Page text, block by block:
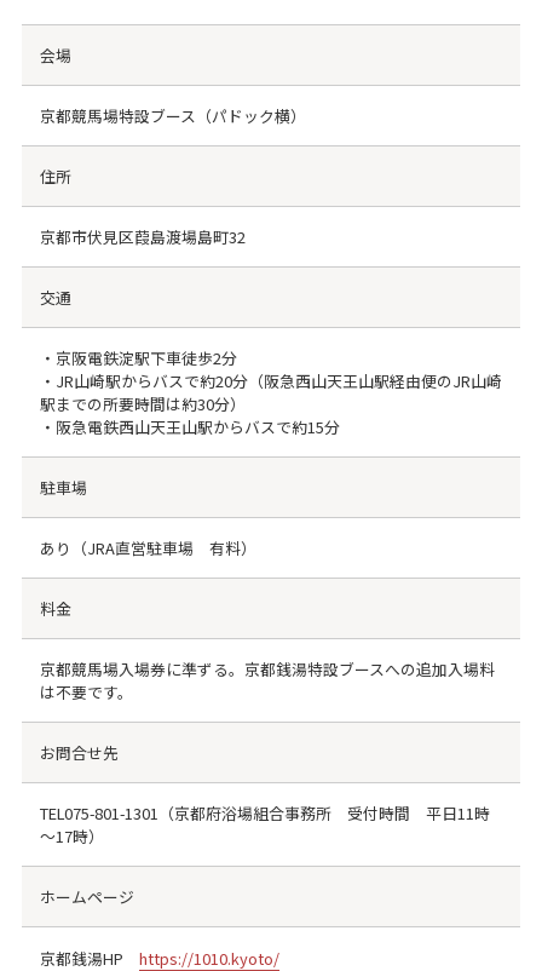
会場
京都競馬場特設ブース（パドック横）
住所
京都市伏見区葭島渡場島町32
交通
・京阪電鉄淀駅下車徒歩2分
・JR山崎駅からバスで約20分（阪急西山天王山駅経由便のJR山崎
駅までの所要時間は約30分）
・阪急電鉄西山天王山駅からバスで約15分
駐車場
あり（JRA直営駐車場 有料）
料金
京都競馬場入場券に準ずる。京都銭湯特設ブースへの追加入場料
は不要です。
お問合せ先
TEL075-801-1301 （京都府浴場組合事務所 受付時間 平日11時
～17時）
ホームページ
京都銭湯HP https://1010.kyoto/